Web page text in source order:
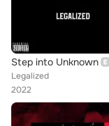
Step into Unknown
Legalized
2022